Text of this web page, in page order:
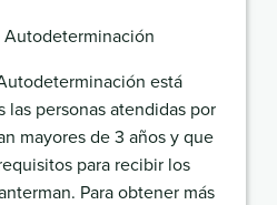
Autodeterminación
está
las personas atendidas por
mayores de 3 años y que
para recibir los
Para obtener más